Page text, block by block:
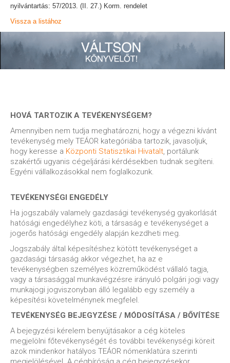
nyilvántartás: 57/2013. (II. 27.) Korm. rendelet
Vissza a listához
HOVÁ TARTOZIK A TEVÉKENYSÉGEM?
Amennyiben nem tudja meghatározni, hogy a végezni kívánt
tevékenység mely TEÁOR kategóriába tartozik, javasoljuk,
hogy keresse a Központi Statisztikai Hivatalt , portálunk
szakértői ugyanis cégeljárási kérdésekben tudnak segíteni.
Egyéni vállalkozásokkal nem foglalkozunk.
TEVÉKENYSÉGI ENGEDÉLY
Ha jogszabály valamely gazdasági tevékenység gyakorlását
hatósági engedélyhez köti, a társaság e tevékenységet a
jogerős hatósági engedély alapján kezdheti meg.
Jogszabály által képesítéshez kötött tevékenységet a
gazdasági társaság akkor végezhet, ha az e
tevékenységben személyes közreműködést vállaló tagja,
vagy a társasággal munkavégzésre irányuló polgári jogi vagy
munkajogi jogviszonyban álló legalább egy személy a
képesítési követelménynek megfelel.
TEVÉKENYSÉG BEJEGYZÉSE / MÓDOSÍTÁSA / BŐVÍTÉSE
A bejegyzési kérelem benyújtásakor a cég köteles
megjelölni főtevékenységét és további tevékenységi köreit
azok mindenkor hatályos TEÁOR nómenklatúra szerinti